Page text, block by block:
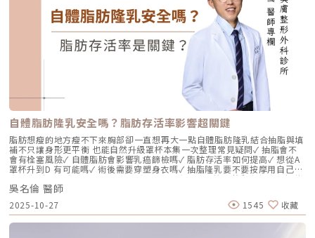
速度就會大幅下降。當彈力蛋白流失，肌膚就會像失去彈性的鬆緊帶，出現
細紋、毛孔粗大、甚至是難以處理的「鬆弛型下垂」。傳統玻尿酸屬於「填
充型」，主要目的是增加體積（Volumizing），如果過度施打，容易造成
面部僵硬或「醫美臉」。而 Profhilo 逆時針的誕生，是為了從細胞底層進
行「修復與重塑」，讓皮膚自己找回年輕時的彈性。二、 Profhilo 逆時針
的科學核心：NAHYCO™ 專利技術Profhilo逆時針來自瑞士著名的 IBSA 製
藥集團。身為專業醫師，我非常看重產品的「純淨度」與「穩定性」。
Profhilo 之所以能在國際醫美界佔有一席之地，在於其革命性的
NAHYCO™ 專利熱融合技術。1. 醫學界的「純淨」突破：無化學交聯劑一
般玻尿酸為了維持在體內的時間，必須添加化學交聯劑（如 BDDE）。雖然
這在合法範圍內是安全的，但對於過敏體質或追求極致天然的客戶來說，仍
存在延遲性發炎的風險。Profhilo逆時針 透過精確的加熱與降溫製程，讓
高分子與低分子玻尿酸產生自然的氫鍵鍵結，完全不含 BDDE。這意味著它
具備極高的「生物相容性」，注射後能與人體組織完美融合。2. 高低分子玻
尿酸的「黃金比例」Profhilo 含有目前市面上極高濃度的玻尿酸
（64mg/2ml），它結合了： 高分子量玻尿酸（H-HA）：提供穩定的物理
支撐與深層鎖水，改善鬆弛。 低分子量玻尿酸（L-HA）：作為傳遞信號的
分子，直接活化真皮層內的纖維母細胞，誘導膠原蛋白與彈力蛋白新生。這
種「1+1 > 2」的協同作用，讓 Profhilo 在進入皮膚後，能像液態電波一
樣迅速擴散，全面性地改善膚質。三、 3 種細胞與 5 種蛋白：解開「液態
電波」的逆齡關鍵在辰美學的診間，我常跟客戶解釋，Profhilo 就像是為
肌膚施加了一種「啟動指令」。它不僅僅是補水，而是啟動了「3+5 逆齡機
制」： 活化 3 種關鍵細胞： 纖維母細胞：這是皮膚的「膠原工廠」。 角質
自體脂肪隆乳安全嗎？脂肪存活率影響超關鍵
脂肪想瘦的地方瘦不下來胸部卻一直想再大一點自體脂肪隆乳結合抽脂與填
補不只讓身形更平衡 也能自然升級罩杯本集一次整理常見疑問✓ 抽脂會不
會有栓塞風險✓ 自體脂肪會影響乳癌篩檢嗎✓ 脂肪存活率如何提高✓ 想從A
罩杯升到D 有可能嗎✓ 術後需要穿塑身衣嗎✓ 抽脂隆乳要不要按摩用自己的
脂肪 打造柔軟真實的胸型適合誰 怎麼做 最有效將給妳完整觀念與安心評估
依據重點摘要：0:00 #她說他說0:40 #自體脂肪隆乳v.s.#假體隆乳 想要哪
一樣？1:02 關於手術安全性 #自體隆乳2:12 不同的抽脂方式 #脂肪存活率
會一樣嗎？3:16 關於抽脂安全 #脂肪栓塞問題 ？4:09 關於手術安全性 #矽
膠隆乳相關影片：• 罩杯升級前必看，自體脂肪豐胸解析！ EP20• 男生
女乳好尷尬，胸部困擾的隱藏原因你有嗎？ EP24• 抽就對了？抽脂局部雕
吳名倫 醫師
2025-10-27 1545 收藏